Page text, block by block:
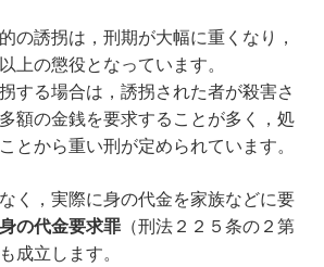
の誘拐は，刑期が大幅に重くなり，
上の懲役となっています。
する場合は，誘拐された者が殺害さ
額の金銭を要求することが多く，処
とから重い刑が定められています。
く，実際に身の代金を家族などに要
身の代金要求罪 （刑法２２５条の２第
成立します。